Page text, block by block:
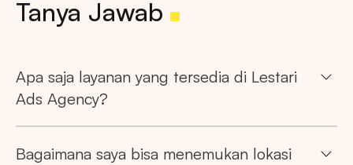
Tanya Jawab
Apa saja layanan yang tersedia di Lestari
Ads Agency?
Bagaimana saya bisa menemukan lokasi